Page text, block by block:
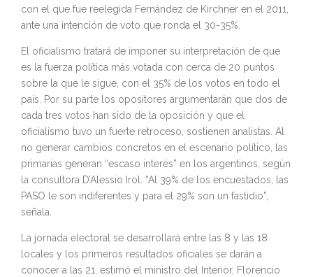
con el que fue reelegida Fernández de Kirchner en el 2011,
ante una intención de voto que ronda el 30-35%.
El oficialismo tratará de imponer su interpretación de que
es la fuerza política más votada con cerca de 20 puntos
sobre la que le sigue, con el 35% de los votos en todo el
país. Por su parte los opositores argumentarán que dos de
cada tres votos han sido de la oposición y que el
oficialismo tuvo un fuerte retroceso, sostienen analistas. Al
no generar cambios concretos en el escenario político, las
primarias generan “escaso interés” en los argentinos, según
la consultora D’Alessio Irol. “Al 39% de los encuestados, las
PASO le son indiferentes y para el 29% son un fastidio”,
señala.
La jornada electoral se desarrollará entre las 8 y las 18
locales y los primeros resultados oficiales se darán a
conocer a las 21, estimó el ministro del Interior, Florencio